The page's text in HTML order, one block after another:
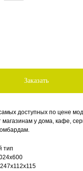
Заказать
доступных по цене
у дома, кафе,
тип